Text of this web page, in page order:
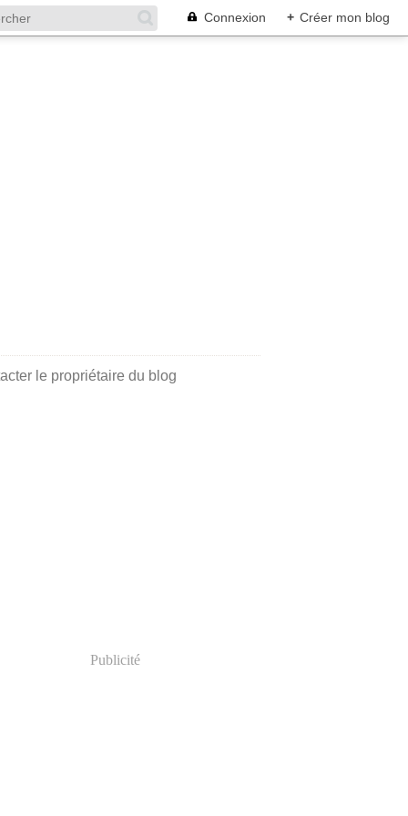
Connexion + Créer mon blog
le propriétaire du blog
Publicité